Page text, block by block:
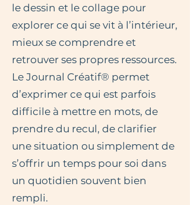
le dessin et le collage pour
explorer ce qui se vit à l’intérieur,
mieux se comprendre et
retrouver ses propres ressources.
Le Journal Créatif® permet
d’exprimer ce qui est parfois
difficile à mettre en mots, de
prendre du recul, de clarifier
une situation ou simplement de
s’offrir un temps pour soi dans
un quotidien souvent bien
rempli.